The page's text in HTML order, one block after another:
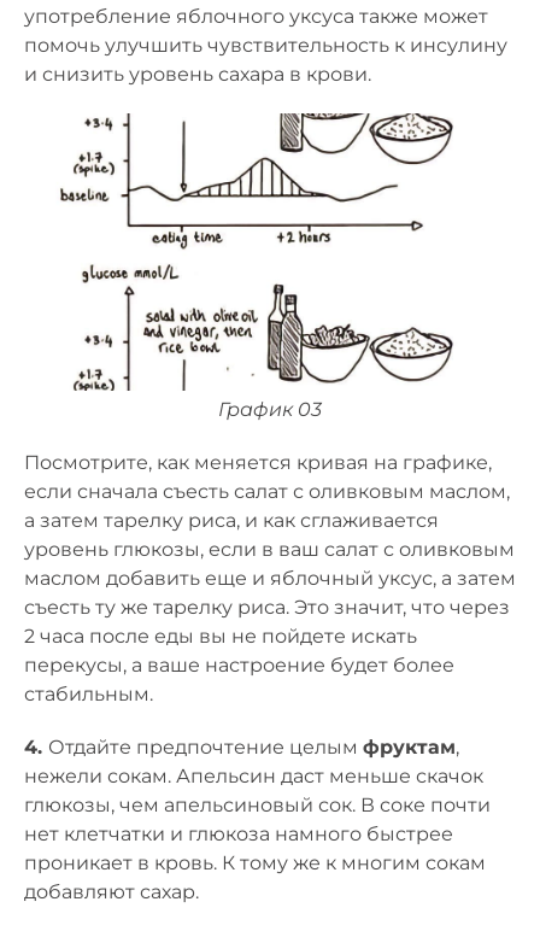
употребление яблочного уксуса также может
помочь улучшить чувствительность к инсулину
и снизить уровень сахара в крови.
График 03
Посмотрите, как меняется кривая на графике,
если сначала съесть салат с оливковым маслом,
а затем тарелку риса, и как сглаживается
уровень глюкозы, если в ваш салат с оливковым
маслом добавить еще и яблочный уксус, а затем
съесть ту же тарелку риса. Это значит, что через
2 часа после еды вы не пойдете искать
перекусы, а ваше настроение будет более
стабильным.
4. Отдайте предпочтение целым фруктам,
нежели сокам. Апельсин даст меньше скачок
глюкозы, чем апельсиновый сок. В соке почти
нет клетчатки и глюкоза намного быстрее
проникает в кровь. К тому же к многим сокам
добавляют сахар.